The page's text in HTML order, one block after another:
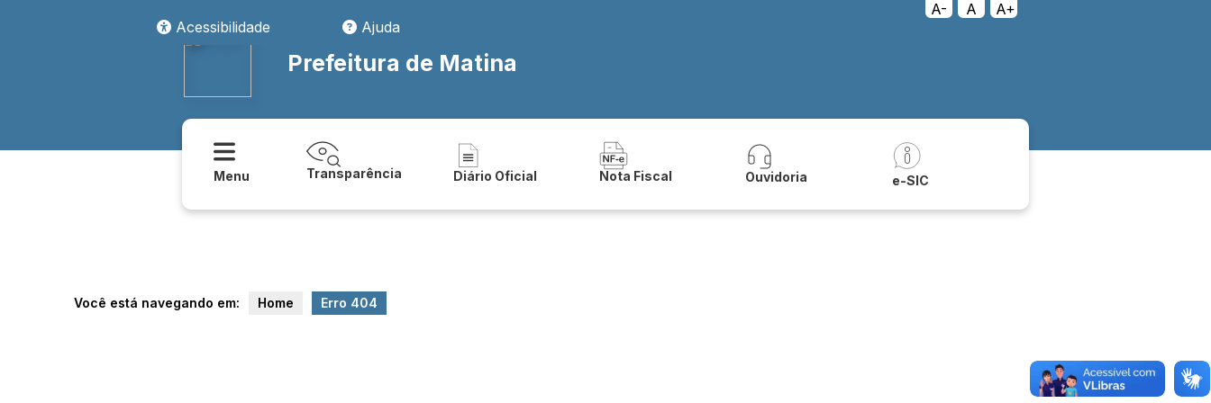
A- A
A+
Acessibilidade
Ajuda
Prefeitura de Matina
Menu Transparência Diário Oficial Nota Fiscal Ouvidoria e-SIC
Você está navegando em: Home Erro 404